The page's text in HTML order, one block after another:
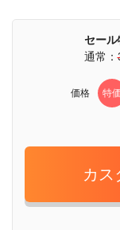
セール
通常：
価格 特価
カス